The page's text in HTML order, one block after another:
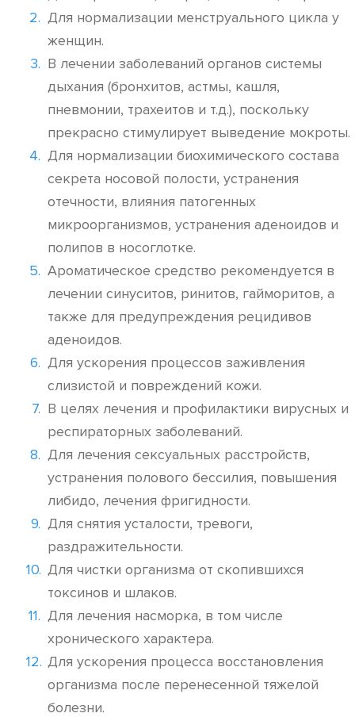
Для нормализации менструального цикла у
женщин.
В лечении заболеваний органов системы
дыхания (бронхитов, астмы, кашля,
пневмонии, трахеитов и т.д.), поскольку
прекрасно стимулирует выведение мокроты.
Для нормализации биохимического состава
секрета носовой полости, устранения
отечности, влияния патогенных
микроорганизмов, устранения аденоидов и
полипов в носоглотке.
Ароматическое средство рекомендуется в
лечении синуситов, ринитов, гайморитов, а
также для предупреждения рецидивов
аденоидов.
Для ускорения процессов заживления
слизистой и повреждений кожи.
В целях лечения и профилактики вирусных и
респираторных заболеваний.
Для лечения сексуальных расстройств,
устранения полового бессилия, повышения
либидо, лечения фригидности.
Для снятия усталости, тревоги,
раздражительности.
Для чистки организма от скопившихся
токсинов и шлаков.
Для лечения насморка, в том числе
хронического характера.
Для ускорения процесса восстановления
организма после перенесенной тяжелой
болезни.